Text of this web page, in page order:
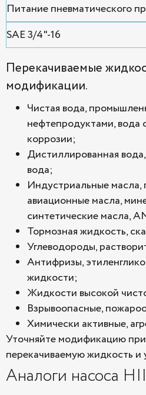
Питание пневматического
SAE 3/4"-16
Перекачиваемые
модификации.
Чистая вода,
нефтепродуктами, вода
коррозии;
Дистиллированная
вода;
Индустриальные масла,
авиационные масла,
синтетические масла,
Тормозная жидкость,
Углеводороды,
Антифризы,
жидкости;
Жидкости высокой
Взрывоопасные,
Химически активные,
Уточняйте модификацию
перекачиваемую жидкость и
Аналоги насоса